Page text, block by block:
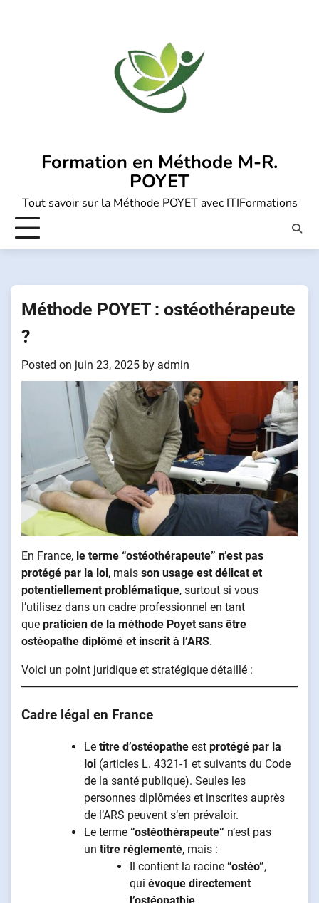
Formation en Méthode M-R.
POYET
Tout savoir sur la Méthode POYET avec ITIFormations
Méthode POYET : ostéothérapeute
?
Posted on juin 23, 2025 by admin
En France, le terme “ostéothérapeute” n’est pas
protégé par la loi, mais son usage est délicat et
potentiellement problématique, surtout si vous
l’utilisez dans un cadre professionnel en tant
que praticien de la méthode Poyet sans être
ostéopathe diplômé et inscrit à l’ARS.
Voici un point juridique et stratégique détaillé :
Cadre légal en France
Le titre d’ostéopathe est protégé par la
loi (articles L. 4321-1 et suivants du Code
de la santé publique). Seules les
personnes diplômées et inscrites auprès
de l’ARS peuvent s’en prévaloir.
Le terme “ostéothérapeute” n’est pas
un titre réglementé, mais :
Il contient la racine “ostéo”,
qui évoque directement